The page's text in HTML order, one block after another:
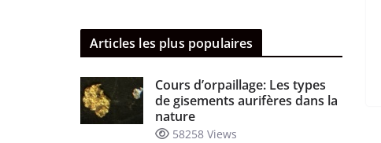
Articles les plus populaires
Cours d’orpaillage: Les types
de gisements aurifères dans la
nature
58258 Views